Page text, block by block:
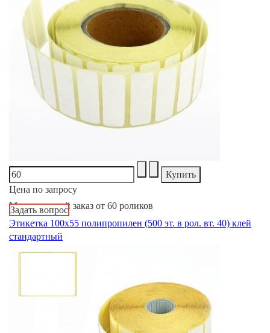
Цена по запросу
Минимальный заказ от 60 роликов
Задать вопрос
Этикетка 100х55 полипропилен (500 эт. в рол. вт. 40) клей
стандартный